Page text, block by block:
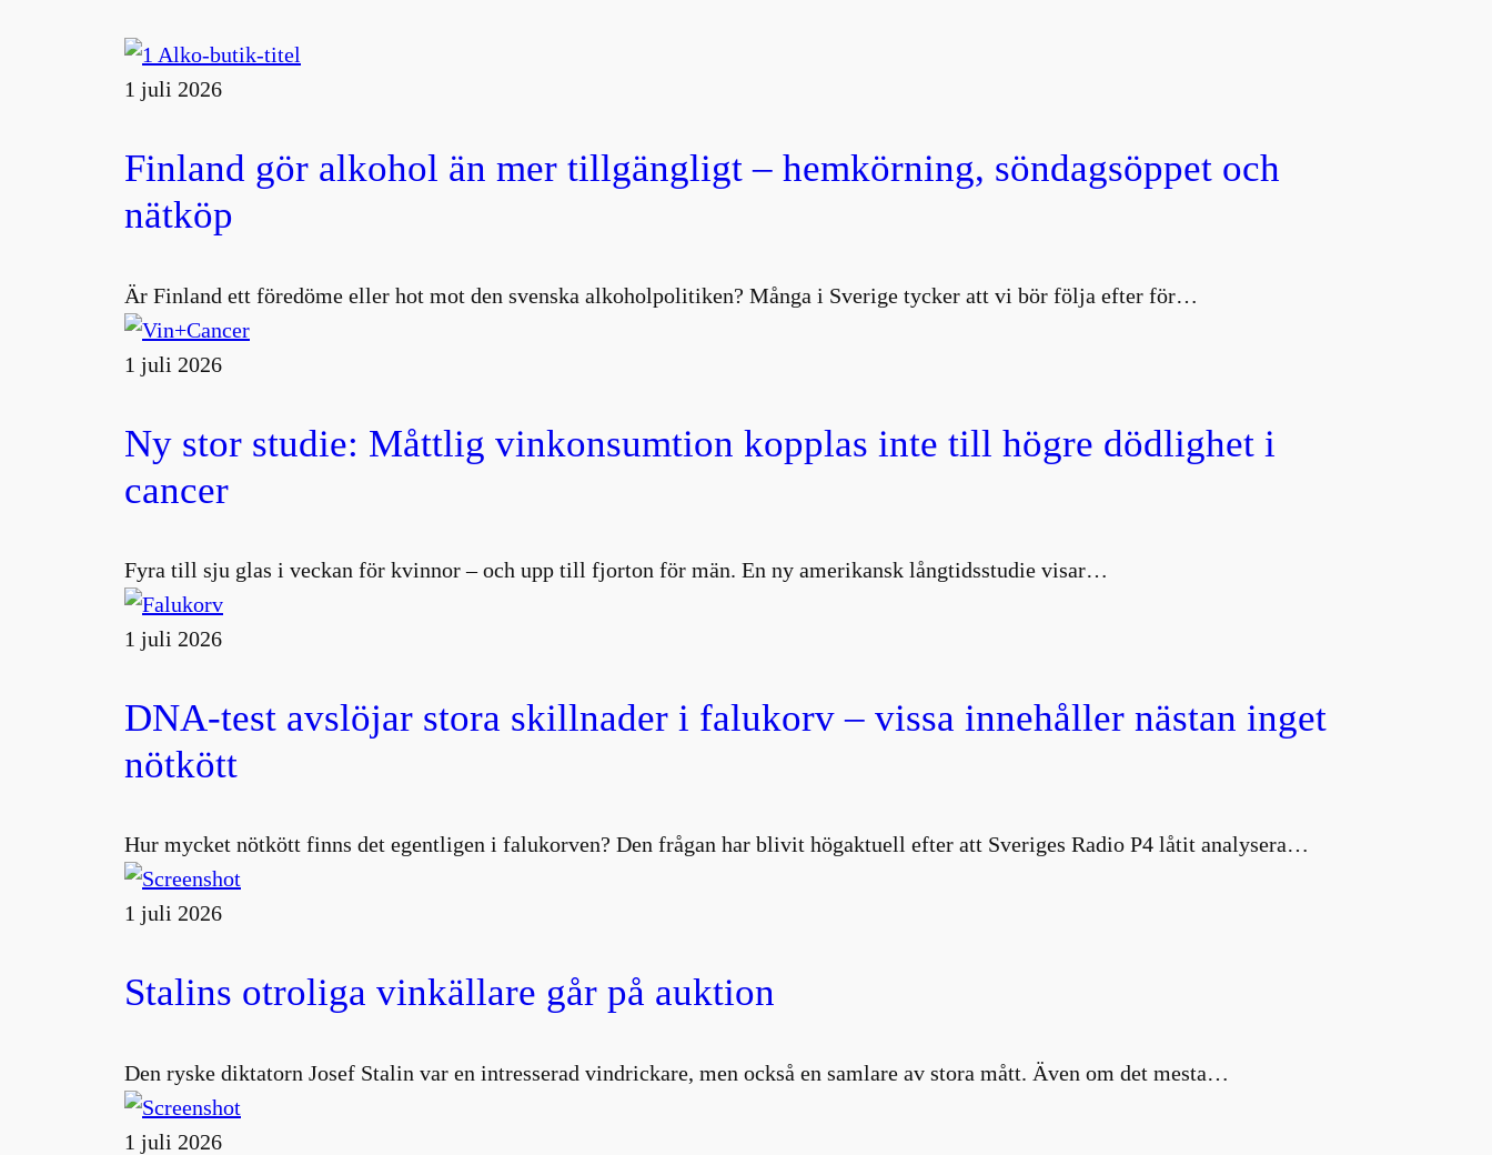
1 juli 2026
Finland gör alkohol än mer tillgängligt – hemkörning, söndagsöppet och
nätköp
Är Finland ett föredöme eller hot mot den svenska alkoholpolitiken? Många i Sverige tycker att vi bör följa efter för…
1 juli 2026
Ny stor studie: Måttlig vinkonsumtion kopplas inte till högre dödlighet i
cancer
Fyra till sju glas i veckan för kvinnor – och upp till fjorton för män. En ny amerikansk långtidsstudie visar…
1 juli 2026
DNA-test avslöjar stora skillnader i falukorv – vissa innehåller nästan inget
nötkött
Hur mycket nötkött finns det egentligen i falukorven? Den frågan har blivit högaktuell efter att Sveriges Radio P4 låtit analysera…
1 juli 2026
Stalins otroliga vinkällare går på auktion
Den ryske diktatorn Josef Stalin var en intresserad vindrickare, men också en samlare av stora mått. Även om det mesta…
1 juli 2026